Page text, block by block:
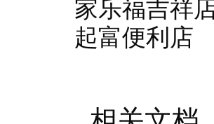
家乐福吉祥
起富便利店